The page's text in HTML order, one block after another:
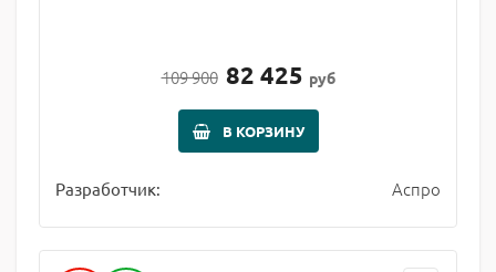
109 900 82 425 руб
В КОРЗИНУ
Разработчик: Аспро